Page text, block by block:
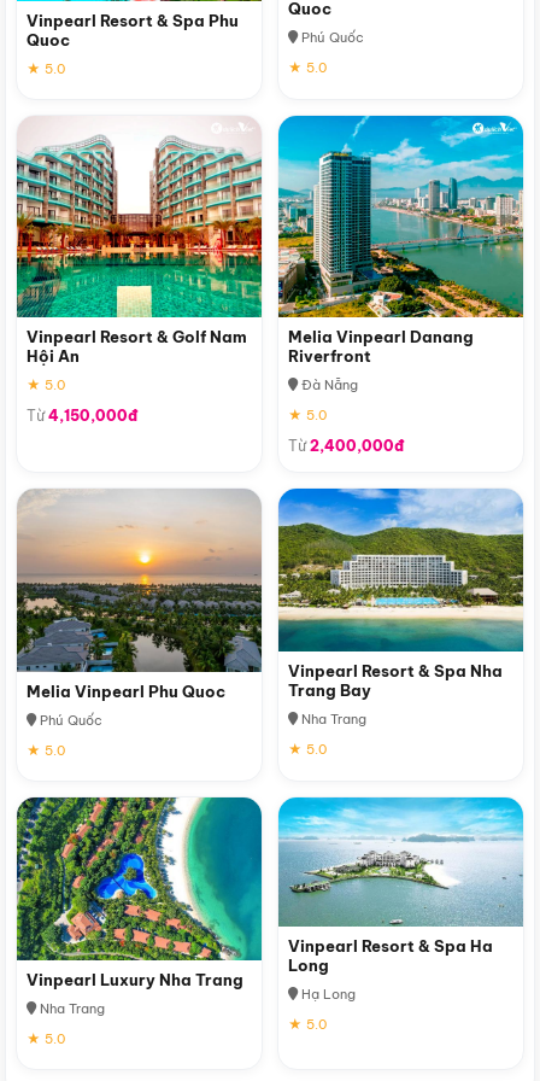
Vinpearl Resort & Spa Phu
Quoc
★ 5.0
Quoc
Phú Quốc
★ 5.0
Vinpearl Resort & Golf Nam
Hội An
★ 5.0
Từ4,150,000đ
Melia Vinpearl Danang
Riverfront
Đà Nẵng
★ 5.0
Từ2,400,000đ
Melia Vinpearl Phu Quoc
Phú Quốc
★ 5.0
Vinpearl Resort & Spa Nha
Trang Bay
Nha Trang
★ 5.0
Vinpearl Luxury Nha Trang
Nha Trang
★ 5.0
Vinpearl Resort & Spa Ha
Long
Hạ Long
★ 5.0